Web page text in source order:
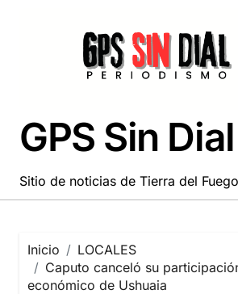
GPS Sin Dial
Sitio de noticias de Tierra del Fuego
Inicio
LOCALES
Caputo canceló su
económico de Ushuaia